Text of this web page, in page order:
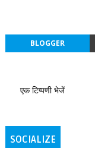
BLOGGER
एक टिप्पणी भेजें
SOCIALIZE